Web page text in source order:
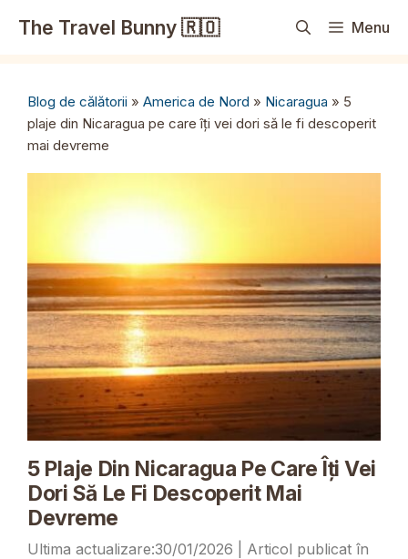
The Travel Bunny 🇷🇴 Menu
Blog de călătorii » America de Nord » Nicaragua » 5
plaje din Nicaragua pe care îți vei dori să le fi descoperit
mai devreme
5 Plaje Din Nicaragua Pe Care Îți Vei
Dori Să Le Fi Descoperit Mai
Devreme
30/01/2026